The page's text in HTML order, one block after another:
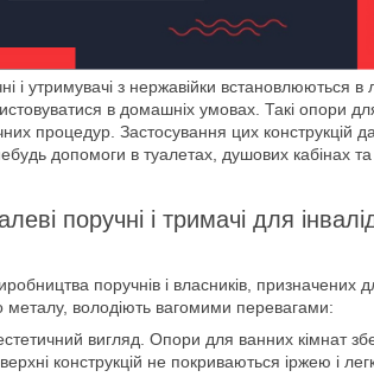
і утримувачі з нержавійки встановлюються
в домашніх умовах. Такі опори
процедур. Застосування цих
допомоги в туалетах, душових кабінах та
поручні і тримачі для
поручнів і власників, призначених
металу, володіють вагомими перевагами:
вигляд. Опори для ванних кімнат
конструкцій не покриваються іржею і